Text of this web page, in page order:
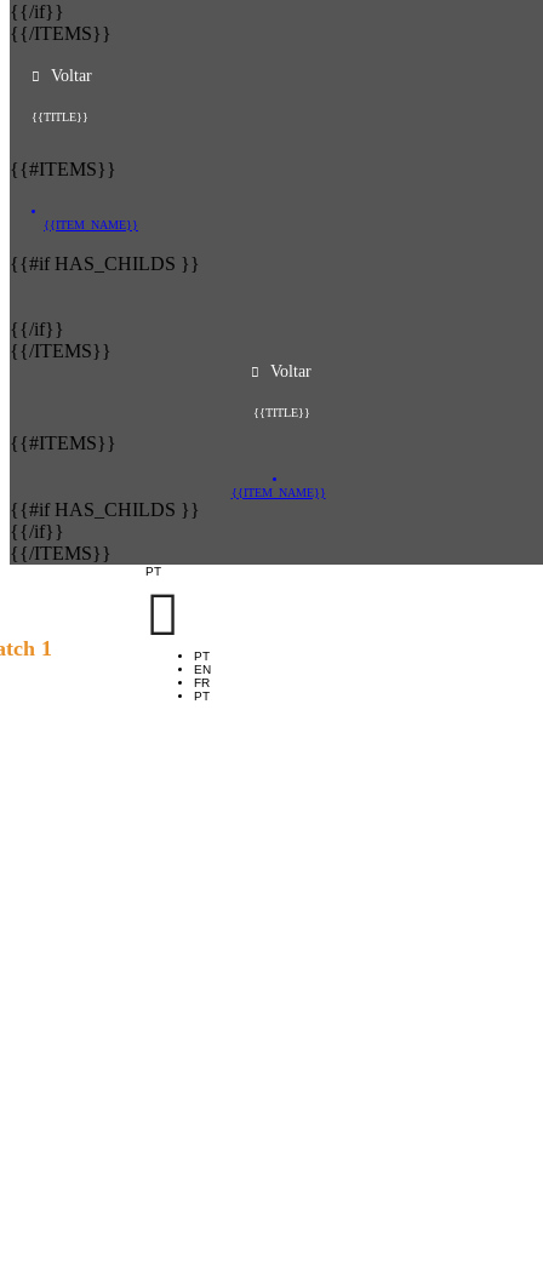
{{/if}}
{{/ITEMS}}
Voltar
{{TITLE}}
{{#ITEMS}}
{{ITEM_NAME}}
{{#if HAS_CHILDS }}
{{/if}}
{{/ITEMS}}
Voltar
{{TITLE}}
{{#ITEMS}}
{{ITEM_NAME}}
{{#if HAS_CHILDS }}
{{/if}}
{{/ITEMS}}
PT

PT
EN
FR
PT
1